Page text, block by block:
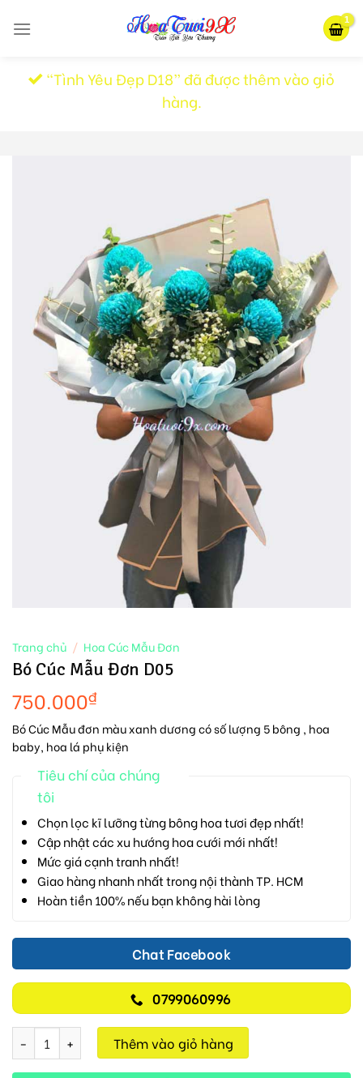
“Tình Yêu Đẹp D18” đã được thêm vào giỏ
hàng.
Trang chủ / Hoa Cúc Mẫu Đơn
Bó Cúc Mẫu Đơn D05
750.000₫
Bó Cúc Mẫu đơn màu xanh dương có số lượng 5 bông , hoa
baby, hoa lá phụ kiện
Tiêu chí của chúng
tôi
Chọn lọc kĩ lưỡng từng bông hoa tươi đẹp nhất!
Cập nhật các xu hướng hoa cưới mới nhất!
Mức giá cạnh tranh nhất!
Giao hàng nhanh nhất trong nội thành TP. HCM
Hoàn tiền 100% nếu bạn không hài lòng
Chat Facebook
0799060996
Bó Cúc Mẫu Đơn D05 số lượngThêm vào giỏ hàng